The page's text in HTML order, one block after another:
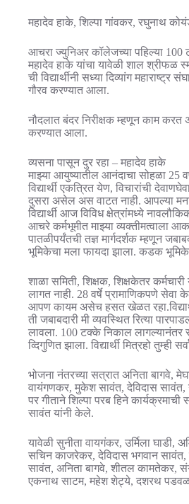
महादेव हाके, शिल्पा गांवकर, रघुनाथ
आचरा ज्युनिअर कॉलेजच्या पहिल्या 100
महादेव हाके यांचा यावेळी शाल श्रीफळ
ची विद्यार्थीनी सध्या दिव्यांग
गौरव करण्यात आला.
नौदलात बंदर निरीक्षक म्हणून काम करत
करण्यात आला.
व्यसना पासून दुर रहा – महादेव हाके
माझ्या आयुष्यातील आनंदाचा सोहळा 25
विद्यार्थी एकत्रित येण, विचारांची
दुसरा असेल अस वाटत नाही. आपल्या
विद्यार्थी आज विविध क्षेत्रांमध्ये
आचरे कर्मभूमीत माझ्या व्यक्तीमत्वाला
पातळीपर्यंतची तज्ञ मार्गदर्शक म्हणून
भूमिकेचा मला फायदा झाला. कडक
शाळा समिती, शिक्षक, शिक्षकेतर
लागत नाही. 28 वर्षे प्रामाणिकपणे सेवा
आपण कायम असेच हसत खेळत
ती जबाबदारी मी व्यवस्थित रित्या
लावला. 100 टक्के निकाल लागल्यानंतर
व्दिगुणित झाला. विद्यार्थी मित्रहो
भोजना नंतरच्या सत्रात अनिता बागवे,
वायंगणकर, मुकेश सावंत, देविदास सावंत,
पर गीताने शिल्पा परब हिने
सावंत यांनी केले.
यावेळी सुनीता वायगंकर, उर्मिला घाडी,
सचिन काजरेकर, देविदास भगवान
सावंत, अनिता बागवे, शीतल कामतेकर,
एकनाथ साटम, महेश शेट्ये, दशरथ पडवळ,